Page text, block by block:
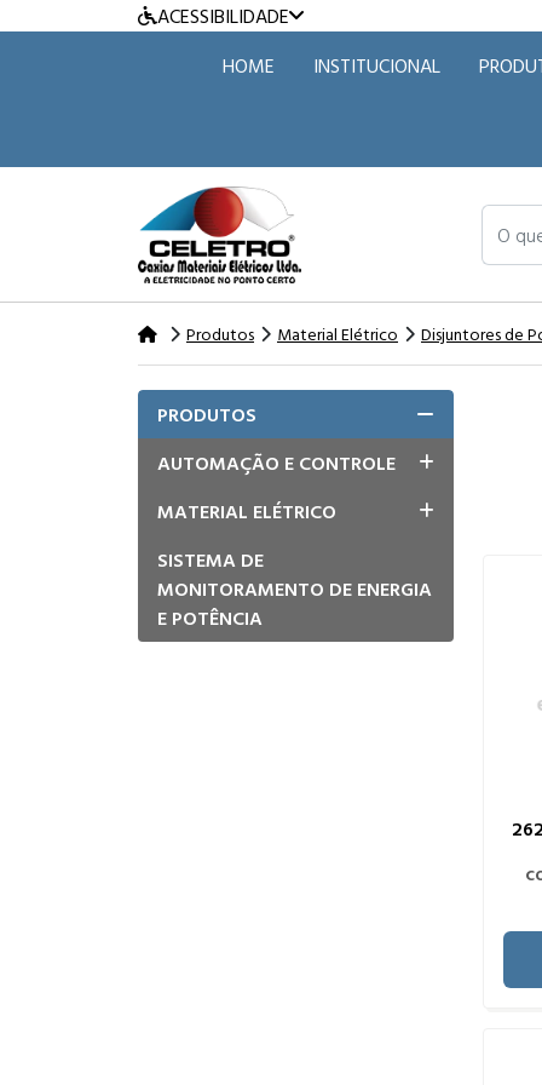
ACESSIBILIDADE
HOME
INSTITUCIONAL
O que
Produtos Material Elétrico Disjuntores de
PRODUTOS
AUTOMAÇÃO E CONTROLE
MATERIAL ELÉTRICO
SISTEMA DE
MONITORAMENTO DE ENERGIA
E POTÊNCIA